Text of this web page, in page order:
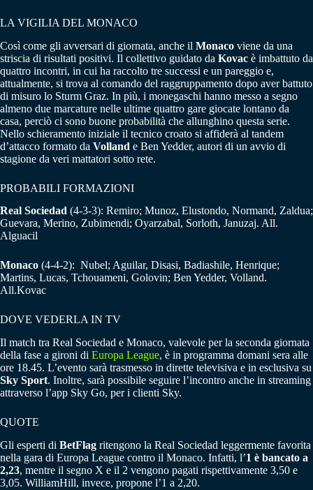
LA VIGILIA DEL MONACO
Così come gli avversari di giornata, anche il Monaco viene da una
striscia di risultati positivi. Il collettivo guidato da Kovac è imbattuto da
quattro incontri, in cui ha raccolto tre successi e un pareggio e,
attualmente, si trova al comando del raggruppamento dopo aver battuto
di misuro lo Sturm Graz. In più, i monegaschi hanno messo a segno
almeno due marcature nelle ultime quattro gare giocate lontano da
casa, perciò ci sono buone probabilità che allunghino questa serie.
Nello schieramento iniziale il tecnico croato si affiderà al tandem
d’attacco formato da Volland e Ben Yedder, autori di un avvio di
stagione da veri mattatori sotto rete.
PROBABILI FORMAZIONI
Real Sociedad (4-3-3): Remiro; Munoz, Elustondo, Normand, Zaldua;
Guevara, Merino, Zubimendi; Oyarzabal, Sorloth, Januzaj. All.
Alguacil
Monaco (4-4-2): Nubel; Aguilar, Disasi, Badiashile, Henrique;
Martins, Lucas, Tchouameni, Golovin; Ben Yedder, Volland.
All.Kovac
DOVE VEDERLA IN TV
Il match tra Real Sociedad e Monaco, valevole per la seconda giornata
della fase a gironi di Europa League, è in programma domani sera alle
ore 18.45. L’evento sarà trasmesso in dirette televisiva e in esclusiva su
Sky Sport. Inoltre, sarà possibile seguire l’incontro anche in streaming
attraverso l’app Sky Go, per i clienti Sky.
QUOTE
Gli esperti di BetFlag ritengono la Real Sociedad leggermente favorita
nella gara di Europa League contro il Monaco. Infatti, l’1 è bancato a
2,23, mentre il segno X e il 2 vengono pagati rispettivamente 3,50 e
3,05. WilliamHill, invece, propone l’1 a 2,20.